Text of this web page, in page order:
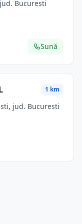
Bucuresti
Sună
1 km
jud. Bucuresti